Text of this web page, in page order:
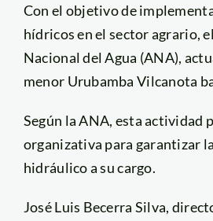
Con el objetivo de
hídricos en el sector agrario,
Nacional del Agua (ANA),
menor Urubamba Vilcanota
Según la ANA, esta actividad
organizativa para garantizar
hidráulico a su cargo.
José Luis Becerra Silva,